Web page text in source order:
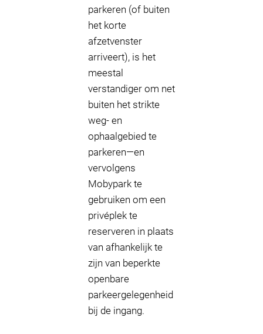
parkeren (of buiten
het korte
afzetvenster
arriveert), is het
meestal
verstandiger om net
buiten het strikte
weg- en
ophaalgebied te
parkeren—en
vervolgens
Mobypark te
gebruiken om een
privéplek te
reserveren in plaats
van afhankelijk te
zijn van beperkte
openbare
parkeergelegenheid
bij de ingang.